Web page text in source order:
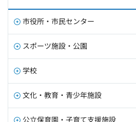
市役所・市民センター
スポーツ施設・公園
学校
文化・教育・青少年施設
公立保育園・子育て支援施設